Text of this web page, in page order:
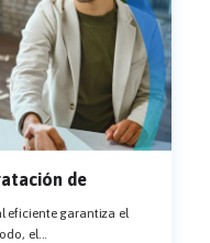
de
eficiente garantiza el
el...